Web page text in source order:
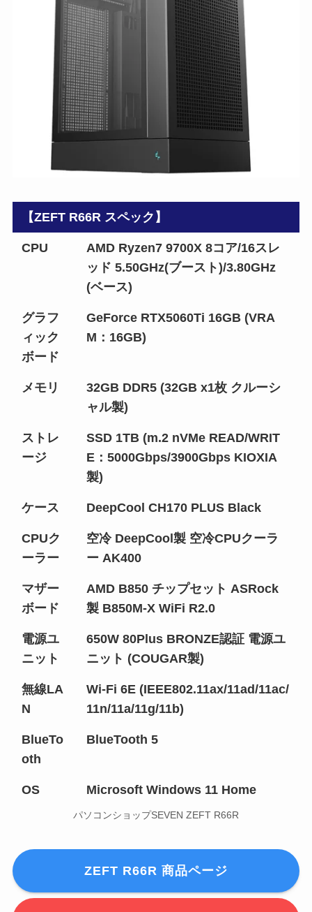
【ZEFT R66R スペック】
CPU
AMD Ryzen7 9700X 8コア/16スレ
ッド 5.50GHz(ブースト)/3.80GHz
(ベース)
グラフ
ィック
ボード
GeForce RTX5060Ti 16GB (VRA
M：16GB)
メモリ
32GB DDR5 (32GB x1枚 クルーシ
ャル製)
ストレ
ージ
SSD 1TB (m.2 nVMe READ/WRIT
E：5000Gbps/3900Gbps KIOXIA
製)
ケース DeepCool CH170 PLUS Black
CPUク
ーラー
空冷 DeepCool製 空冷CPUクーラ
ー AK400
マザー
ボード
AMD B850 チップセット ASRock
製 B850M-X WiFi R2.0
電源ユ
ニット
650W 80Plus BRONZE認証 電源ユ
ニット (COUGAR製)
無線LA
N
Wi-Fi 6E (IEEE802.11ax/11ad/11ac/
11n/11a/11g/11b)
BlueTo
oth
BlueTooth 5
OS Microsoft Windows 11 Home
パソコンショップSEVEN ZEFT R66R
ZEFT R66R 商品ページ